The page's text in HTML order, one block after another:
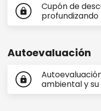
lock
Cupón de
profundizando
Autoevaluación
lock
ambiental y